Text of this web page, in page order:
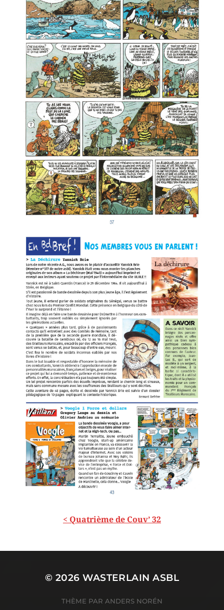
< Quatrième de Couv’ 32
© 2026WASTERLAIN ASBL
THÈME PAR ANDERS NORÉN